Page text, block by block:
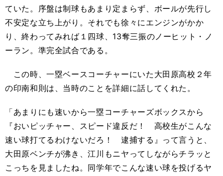
ていた。序盤は制球もあまり定まらず、ボールが先行し
不安定な立ち上がり。それでも徐々にエンジンがかか
り、終わってみれば１四球、13奪三振のノーヒット・ノ
ーラン。準完全試合である。
この時、一塁ベースコーチャーにいた大田原高校２年
の印南和則は、当時のことを詳細に話してくれた。
「あまりにも速いから一塁コーチャーズボックスから
『おいピッチャー、スピード違反だ！ 高校生がこんな
速い球打てるわけないだろ！ 逮捕する』って言うと、
大田原ベンチが沸き、江川もニヤってしながらチラッと
こっちを見ましたね。同学年でこんな速い球を投げるヤ